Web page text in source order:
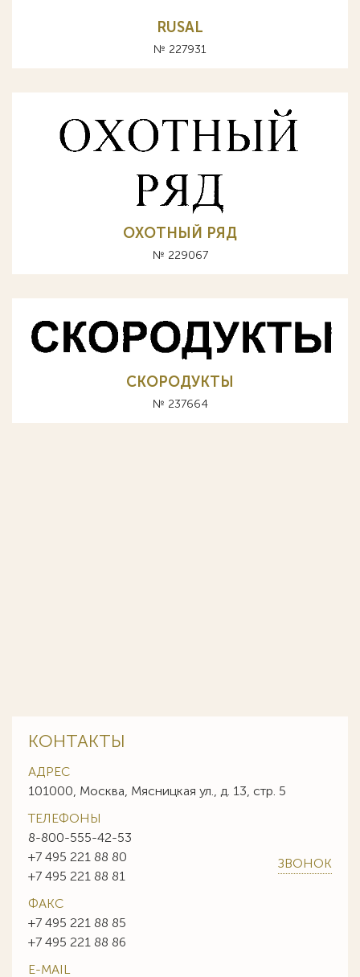
RUSAL
№ 227931
ОХОТНЫЙ РЯД
№ 229067
СКОРОДУКТЫ
№ 237664
КОНТАКТЫ
АДРЕС
101000, Москва, Мясницкая ул., д. 13, стр. 5
ТЕЛЕФОНЫ
8-800-555-42-53
+7 495 221 88 80
+7 495 221 88 81
ЗВОНОК
ФАКС
+7 495 221 88 85
+7 495 221 88 86
E-MAIL